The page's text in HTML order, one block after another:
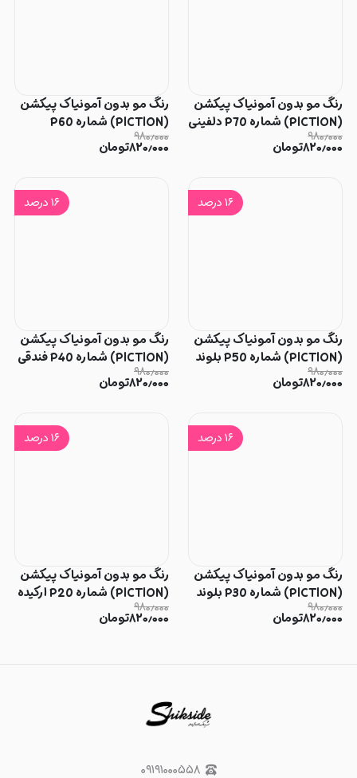
رنگ مو بدون آمونیاک پیکشن
(PICTION) شماره P70 دلفینی
۹۸۰٫۰۰۰
۸۲۰٫۰۰۰تومان
رنگ مو بدون آمونیاک پیکشن
(PICTION) شماره P60
شیرنسکافه ای
۹۸۰٫۰۰۰
۸۲۰٫۰۰۰تومان
۱۶درصد
رنگ مو بدون آمونیاک پیکشن
(PICTION) شماره P50 بلوند
تنباکویی روشن
۹۸۰٫۰۰۰
۸۲۰٫۰۰۰تومان
۱۶درصد
رنگ مو بدون آمونیاک پیکشن
(PICTION) شماره P40 فندقی
روشن
۹۸۰٫۰۰۰
۸۲۰٫۰۰۰تومان
۱۶درصد
رنگ مو بدون آمونیاک پیکشن
(PICTION) شماره P30 بلوند
ماسه ای خیلی روشن
۹۸۰٫۰۰۰
۸۲۰٫۰۰۰تومان
۱۶درصد
رنگ مو بدون آمونیاک پیکشن
(PICTION) شماره P20 ارکیده
وحشی
۹۸۰٫۰۰۰
۸۲۰٫۰۰۰تومان
۰۹۱۹۱۰۰۰۵۵۸